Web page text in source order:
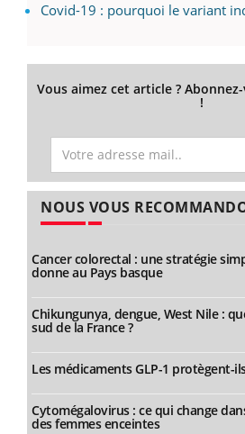
Covid-19 : pourquoi le variant
Vous aimez cet article ?
!
NOUS VOUS
Cancer colorectal : une stratégie
donne au Pays basque
Chikungunya, dengue, West Nile :
sud de la France ?
Les médicaments GLP-1 protègent-
Cytomégalovirus : ce qui change
des femmes enceintes